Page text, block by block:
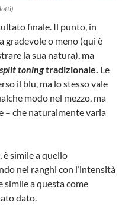
finale. Il punto, in
gradevole o meno (qui è
la sua natura), ma
split toningtradizionale. Le
il blu, ma lo stesso vale
modo nel mezzo, ma
– che naturalmente varia
simile a quello
nei ranghi con l’intensità
simile a questa come
dato.